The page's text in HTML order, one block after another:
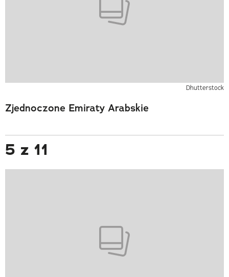
Dhutterstock
Zjednoczone Emiraty Arabskie
5 z 11